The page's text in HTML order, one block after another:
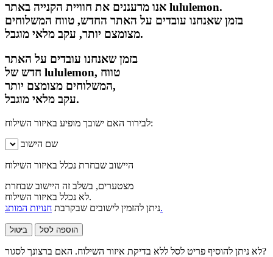
אנו מרעננים את חוויית הקנייה באתר lululemon.
בזמן שאנחנו עובדים על האתר החדש, טווח המשלוחים
מצומצם יותר, עקב מלאי מוגבל.
בזמן שאנחנו עובדים על האתר
חדש של lululemon, טווח
המשלוחים מצומצם יותר,
עקב מלאי מוגבל.
לבירור האם ישובך מופיע באיזור השילוח:
שם הישוב
היישוב שבחרת נכלל באיזור השילוח
מצטערים, בשלב זה היישוב שבחרת
לא נכלל באיזור השילוח.
ניתן להזמין לישובים שבקרבתחנויות המותג.
ביטול הוספה לסל
לא ניתן להוסיף פריט לסל ללא בדיקת איזור השילוח. האם ברצונך לסגור?